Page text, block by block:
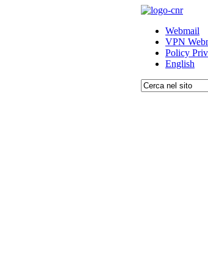
Webmail
VPN
Policy
English